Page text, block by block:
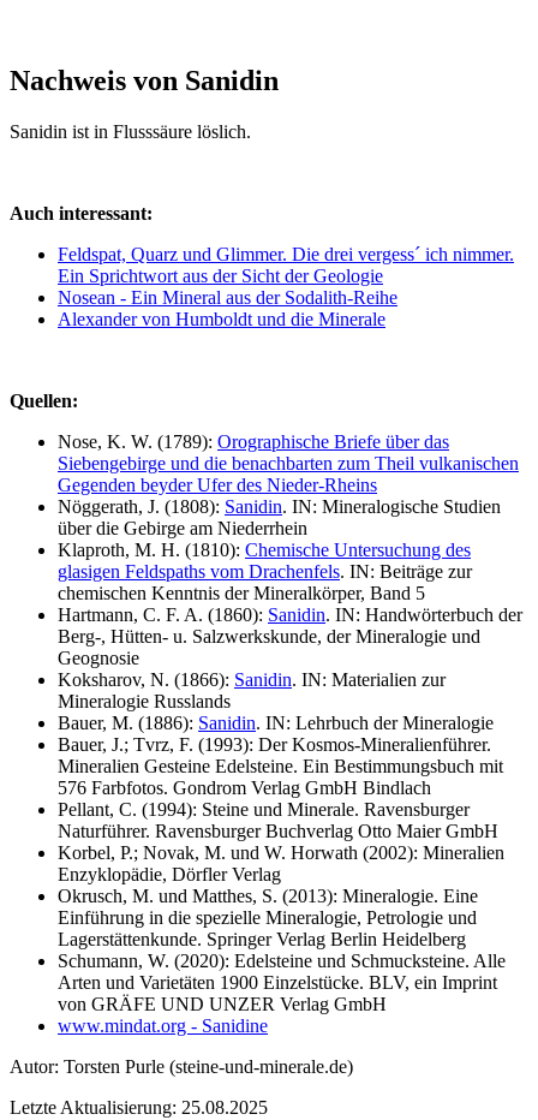
Nachweis von Sanidin
Sanidin ist in Flusssäure löslich.
Auch interessant:
Feldspat, Quarz und Glimmer. Die drei vergess´ ich nimmer.
Ein Sprichtwort aus der Sicht der Geologie
Nosean - Ein Mineral aus der Sodalith-Reihe
Alexander von Humboldt und die Minerale
Quellen:
Nose, K. W. (1789): Orographische Briefe über das
Siebengebirge und die benachbarten zum Theil vulkanischen
Gegenden beyder Ufer des Nieder-Rheins
Nöggerath, J. (1808): Sanidin. IN: Mineralogische Studien
über die Gebirge am Niederrhein
Klaproth, M. H. (1810): Chemische Untersuchung des
glasigen Feldspaths vom Drachenfels. IN: Beiträge zur
chemischen Kenntnis der Mineralkörper, Band 5
Hartmann, C. F. A. (1860): Sanidin. IN: Handwörterbuch der
Berg-, Hütten- u. Salzwerkskunde, der Mineralogie und
Geognosie
Koksharov, N. (1866): Sanidin. IN: Materialien zur
Mineralogie Russlands
Bauer, M. (1886): Sanidin. IN: Lehrbuch der Mineralogie
Bauer, J.; Tvrz, F. (1993): Der Kosmos-Mineralienführer.
Mineralien Gesteine Edelsteine. Ein Bestimmungsbuch mit
576 Farbfotos. Gondrom Verlag GmbH Bindlach
Pellant, C. (1994): Steine und Minerale. Ravensburger
Naturführer. Ravensburger Buchverlag Otto Maier GmbH
Korbel, P.; Novak, M. und W. Horwath (2002): Mineralien
Enzyklopädie, Dörfler Verlag
Okrusch, M. und Matthes, S. (2013): Mineralogie. Eine
Einführung in die spezielle Mineralogie, Petrologie und
Lagerstättenkunde. Springer Verlag Berlin Heidelberg
Schumann, W. (2020): Edelsteine und Schmucksteine. Alle
Arten und Varietäten 1900 Einzelstücke. BLV, ein Imprint
von GRÄFE UND UNZER Verlag GmbH
www.mindat.org - Sanidine
Autor: Torsten Purle (steine-und-minerale.de)
Letzte Aktualisierung: 25.08.2025